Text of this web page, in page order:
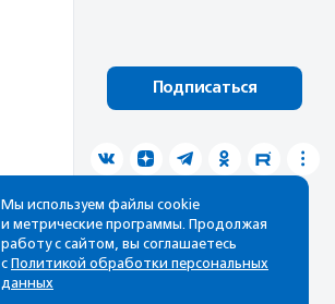
Подписаться
Мы используем файлы cookie
и метрические программы. Продолжая
работу с сайтом, вы соглашаетесь
с Политикой обработки персональных
данных